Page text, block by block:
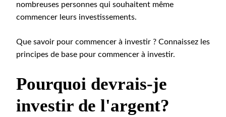
nombreuses personnes qui souhaitent même
commencer leurs investissements.
Que savoir pour commencer à investir ? Connaissez les
principes de base pour commencer à investir.
Pourquoi devrais-je
investir de l'argent?